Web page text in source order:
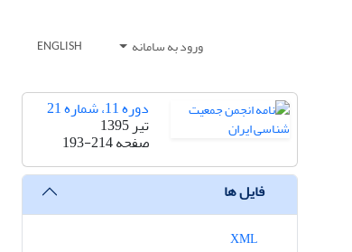
ورود به سامانه ENGLISH
دوره 11، شماره 21
تیر 1395
صفحه193-214
فایل ها